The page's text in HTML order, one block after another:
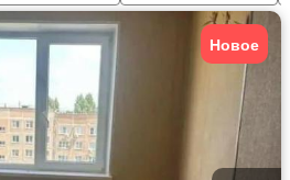
Новое